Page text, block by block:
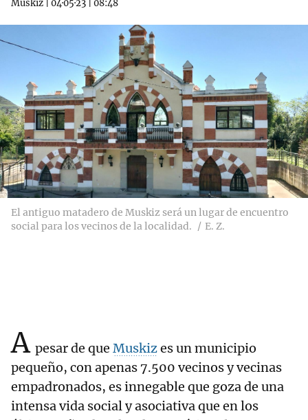
Muskiz
04·05·23 08:48
El antiguo matadero de Muskiz será un lugar de encuentro
social para los vecinos de la localidad.
E. Z.
A pesar de que Muskizes un municipio
pequeño, con apenas 7.500 vecinos y vecinas
empadronados, es innegable que goza de una
intensa vida social y asociativa que en los